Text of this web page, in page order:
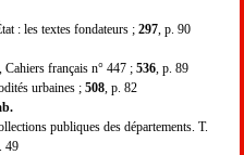
: les textes fondateurs ; 297 , p. 90
Cahiers français n° 447 ; 536 , p. 89
urbaines ; 508 , p. 82
publiques des départements. T.
49